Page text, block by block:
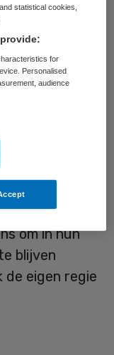
ouderen zo
te laten
hebben.
naar
VPT,
om in hun
blijven
de eigen regie
statistical cookies,
for
Personalised
audience